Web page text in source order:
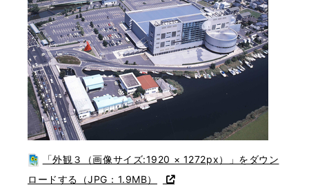
「外観３（画像サイズ:1920 × 1272px）」をダウン
ロードする（JPG：1.9MB）